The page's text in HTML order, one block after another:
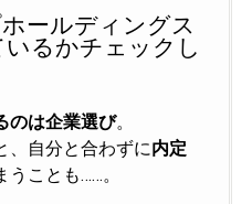
ールディングス
るかチェックし
のは企業選び。
、自分と合わずに内定
うことも……。